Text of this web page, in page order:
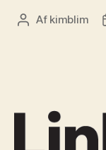
Indlægsforfatter
Af kimblim